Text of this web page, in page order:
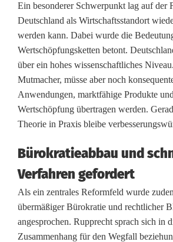
s
c
h
e
n
r
u
t
h
:
Ein besonderer Schwerpunkt lag auf der
Deutschland als Wirtschaftsstandort
werden kann. Dabei wurde die
Wertschöpfungsketten betont.
über ein hohes wissenschaftliches
Mutmacher, müsse aber noch
Anwendungen, marktfähige Produkte
Wertschöpfung übertragen werden.
Theorie in Praxis bleibe
Bürokratieabbau und
Verfahren gefordert
Als ein zentrales Reformfeld wurde
übermäßiger Bürokratie und rechtlicher
angesprochen. Rupprecht sprach sich in
Zusammenhang für den Wegfall